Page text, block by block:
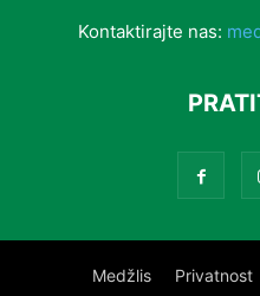
Kontaktirajte nas:
Medžlis Privatnost